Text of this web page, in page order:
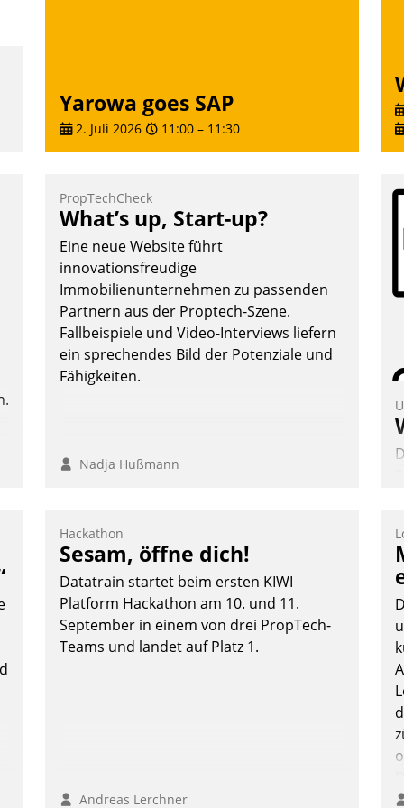
Yarowa goes SAP
2. Juli 2026 11:00 – 11:30
PropTechCheck
What’s up, Start-up?
Eine neue Website führt
innovationsfreudige
Immobilienunternehmen zu passenden
Partnern aus der Proptech-Szene.
Fallbeispiele und Video-Interviews liefern
ein sprechendes Bild der Potenziale und
Fähigkeiten.
Nadja Hußmann
Hackathon
Sesam, öffne dich!
Datatrain startet beim ersten KIWI
Platform Hackathon am 10. und 11.
September in einem von drei PropTech-
Teams und landet auf Platz 1.
Andreas Lerchner